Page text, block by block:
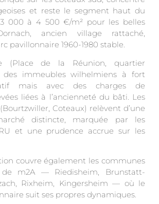
et reste le segment haut du
000 à 4 500 €/m² pour les belles
ancien village rattaché,
pavillonnaire 1960-1980 stable.
(Place de la Réunion, quartier
des immeubles wilhelmiens à fort
mais avec des charges de
liées à l’ancienneté du bâti. Les
Coteaux) relèvent d’une
distincte, marquée par les
et une prudence accrue sur les
couvre également les communes
de m2A — Riedisheim, Brunstatt-
Rixheim, Kingersheim — où le
suit ses propres dynamiques.